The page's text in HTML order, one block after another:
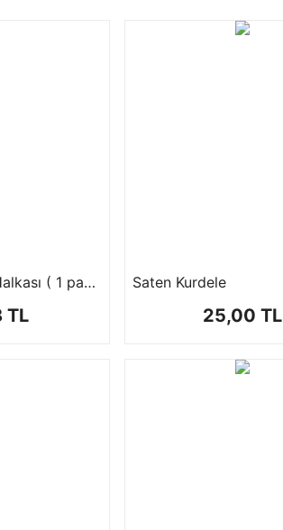
Çelik Anahtarlık Halkası ( 1 paket 50 ad )
TL
Saten Kurdele
25,00 TL